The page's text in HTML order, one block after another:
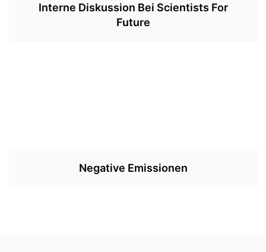
Interne Diskussion Bei Scientists For
Future
Negative Emissionen